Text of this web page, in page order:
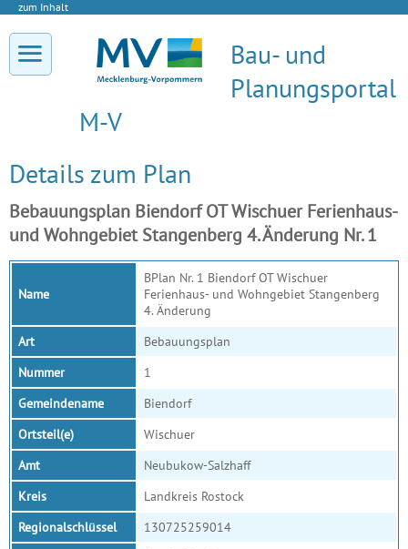
zum Inhalt
Bau- und
Planungsportal
M-V
Details zum Plan
Bebauungsplan Biendorf OT Wischuer Ferienhaus-
und Wohngebiet Stangenberg 4. Änderung Nr. 1
Name
BPlan Nr. 1 Biendorf OT Wischuer
Ferienhaus- und Wohngebiet Stangenberg
4. Änderung
Art
Bebauungsplan
Nummer
1
Gemeindename
Biendorf
Ortsteil(e)
Wischuer
Amt
Neubukow-Salzhaff
Kreis
Landkreis Rostock
Regionalschlüssel
130725259014